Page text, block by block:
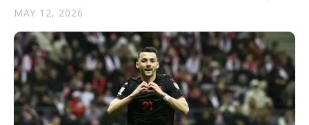
MAY 12, 2026